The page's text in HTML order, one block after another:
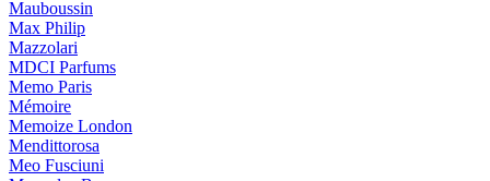
Mauboussin
Max Philip
Mazzolari
MDCI Parfums
Memo Paris
Mémoire
Memoize London
Mendittorosa
Meo Fusciuni